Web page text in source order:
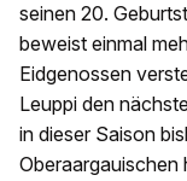
seinen 20.
beweist einmal
Eidgenossen
Leuppi den
in dieser Saison
Oberaargauischen